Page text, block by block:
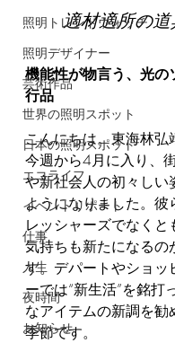
照明トレンドウォッチ
照明デザイナー
芸術作品
世界の照明スポット
日本の照明スポット
エコライフ
イベントリポート
仕事
人生
夜時間
お知らせ
適材適所の道
機能性が物言う、光の
行品
こんにちは。東海林弘
今週から4月に入り、
や新社会人の初々しい
ようになりました。彼
レッシャーズでなくと
気持ちも新たになるの
す。デパートやショッ
ーでは“新生活”を銘打
なアイテムの新調を勧
季節です。